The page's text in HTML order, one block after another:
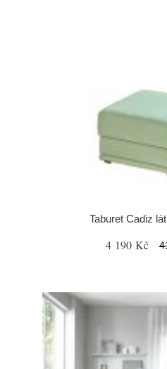
Taburet Cadiz
4 190 Kč